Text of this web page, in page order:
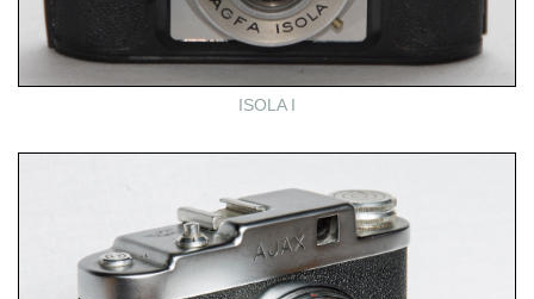
ISOLA I